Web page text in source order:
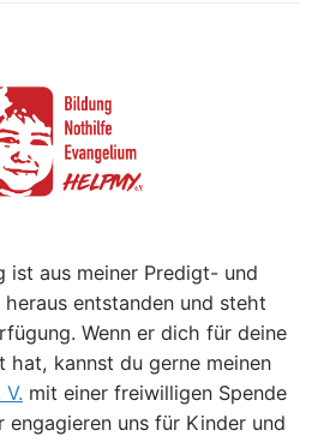
ist aus meiner Predigt- und
entstanden und steht
Wenn er dich für deine
hat, kannst du gerne meinen
mit einer freiwilligen Spende
engagieren uns für Kinder und